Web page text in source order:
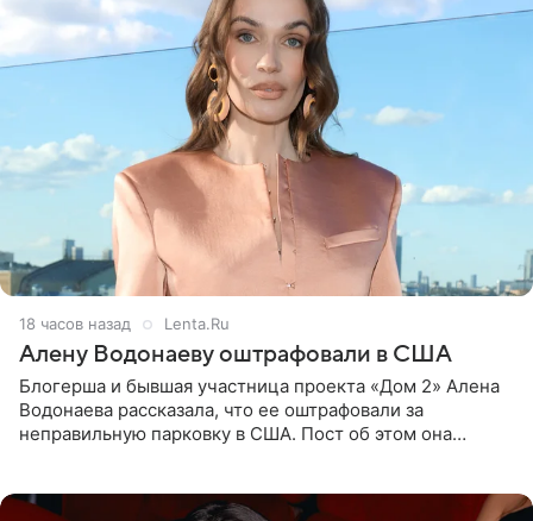
18 часов назад Lenta.Ru
Алену Водонаеву оштрафовали в США
Блогерша и бывшая участница проекта «Дом 2» Алена
Водонаева рассказала, что ее оштрафовали за
неправильную парковку в США. Пост об этом она